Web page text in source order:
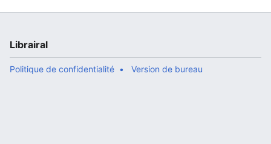
Librairal
Politique de confidentialité Version de bureau